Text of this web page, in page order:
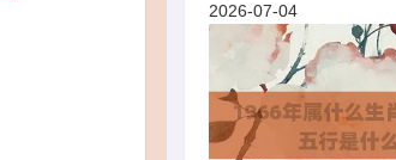
2026-07-04